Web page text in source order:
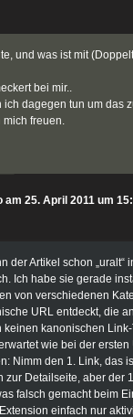
und was ist mit
bei mir..
ich dagegen tun um das
freuen.
am 25. April 2011 um
der Artikel schon
Ich habe sie gerade
von verschiedenen
URL entdeckt, die
keinen kanonischen
wie bei der
Nimm den 1. Link, das
zur Detailseite, aber der
falsch gemacht beim
einfach nur